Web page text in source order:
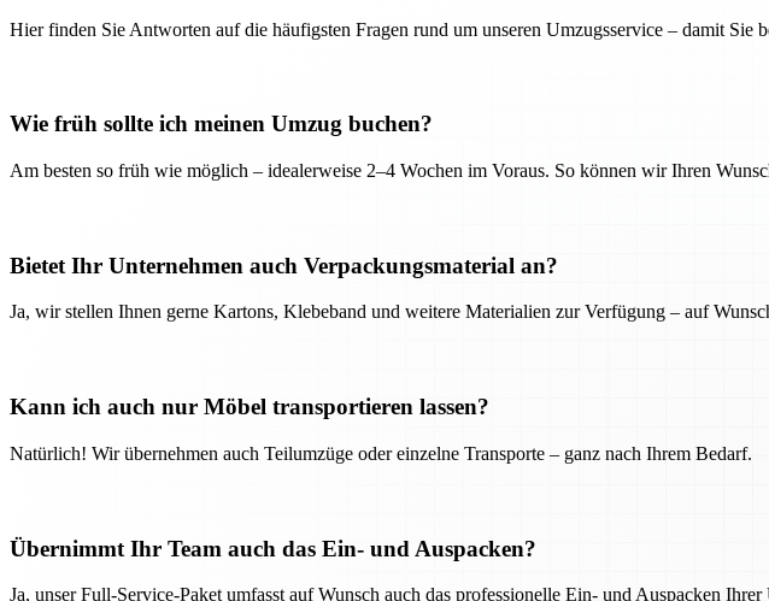
Hier finden Sie Antworten auf die häufigsten Fragen rund um unseren Umzugsservice – damit Sie
Wie früh sollte ich meinen Umzug buchen?
Am besten so früh wie möglich – idealerweise 2–4 Wochen im Voraus. So können wir Ihren
Bietet Ihr Unternehmen auch Verpackungsmaterial an?
Ja, wir stellen Ihnen gerne Kartons, Klebeband und weitere Materialien zur Verfügung – auf
Kann ich auch nur Möbel transportieren lassen?
Natürlich! Wir übernehmen auch Teilumzüge oder einzelne Transporte – ganz nach Ihrem Bedarf.
Übernimmt Ihr Team auch das Ein- und Auspacken?
Ja, unser Full-Service-Paket umfasst auf Wunsch auch das professionelle Ein- und Auspacken Ihrer